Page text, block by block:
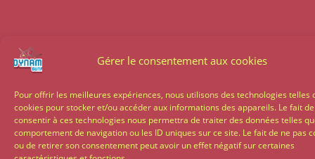
Gérer le consentement aux cookies
Pour offrir les meilleures expériences, nous utilisons des technologies telles
cookies pour stocker et/ou accéder aux informations des appareils. Le fait de
consentir à ces technologies nous permettra de traiter des données telles
comportement de navigation ou les ID uniques sur ce site. Le fait de ne pas
ou de retirer son consentement peut avoir un effet négatif sur certaines